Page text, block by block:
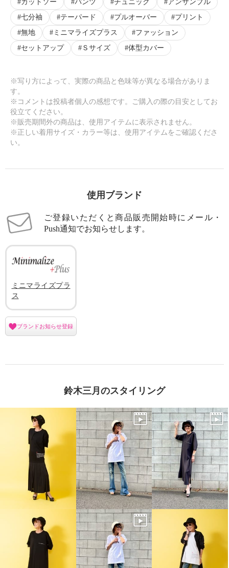
カットソー パンツ チュニック
アンサンブル
七分袖
テーパード プルオーバー
プリント
無地
ミニマライズプラス
ファッション
セットアップ
Ｓサイズ 体型カバー
※写り方によって、実際の商品と色味等が異なる場合がありま
す。
※コメントは投稿者個人の感想です。ご購入の際の目安としてお
役立てください。
※販売期間外の商品は、使用アイテムに表示されません。
※正しい着用サイズ・カラー等は、使用アイテムをご確認くださ
い。
使用ブランド
ご登録いただくと商品販売開始時にメール・
Push通知でお知らせします。
ミニマライズプラ
ス
ブランドお知らせ登録
鈴木三月のスタイリング